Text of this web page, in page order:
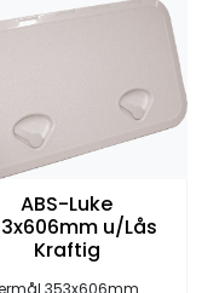
ABS-Luke
u/Lås
Kraftig